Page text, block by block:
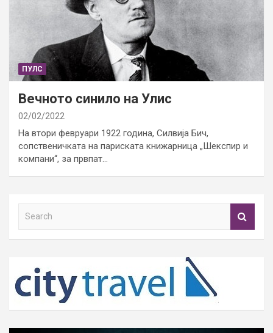
ПУЛС
Вечното синило на Улис
02/02/2022
На втори февруари 1922 година, Силвија Бич,
сопственичката на париската книжарница „Шекспир и
компани“, за првпат…
h